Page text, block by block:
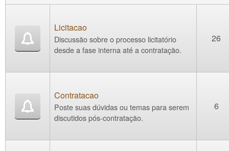
Licitacao
Discussão sobre o processo licitatório
desde a fase interna até a contratação.
26
Contratacao
Poste suas dúvidas ou temas para serem
discutidos pós-contratação.
6